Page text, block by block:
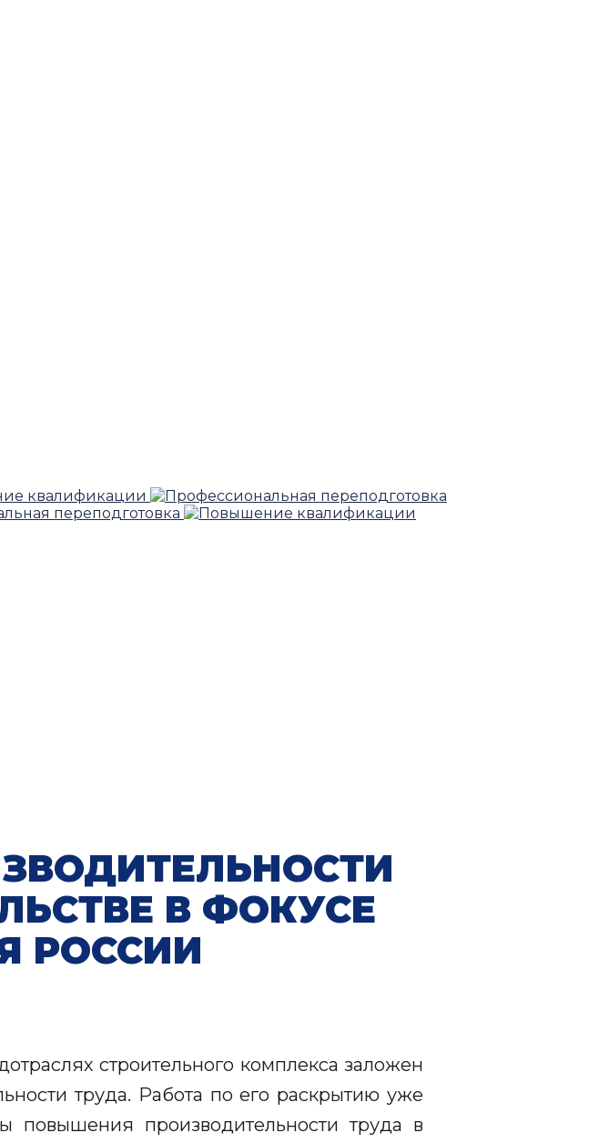
В ФОКУСЕ
РОССИИ
строительного комплекса заложен
труда. Работа по его раскрытию уже
повышения производительности труда в